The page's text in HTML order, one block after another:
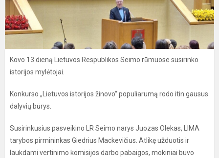
Kovo 13 dieną Lietuvos Respublikos Seimo rūmuose susirinko
istorijos mylėtojai.
Konkurso „Lietuvos istorijos žinovo“ populiarumą rodo itin gausus
dalyvių būrys.
Susirinkusius pasveikino LR Seimo narys Juozas Olekas, LIMA
tarybos pirmininkas Giedrius Mackevičius. Atlikę užduotis ir
laukdami vertinimo komisijos darbo pabaigos, mokiniai buvo